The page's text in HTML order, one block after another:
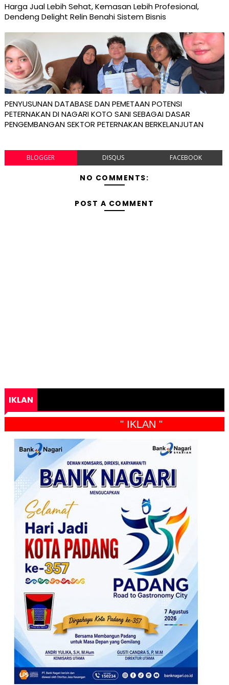
Harga Jual Lebih Sehat, Kemasan Lebih Profesional,
Dendeng Delight Relin Benahi Sistem Bisnis
PENYUSUNAN DATABASE DAN PEMETAAN POTENSI
PETERNAKAN DI NAGARI KOTO SANI SEBAGAI DASAR
PENGEMBANGAN SEKTOR PETERNAKAN BERKELANJUTAN
BLOGGER DISQUS FACEBOOK
NO COMMENTS:
POST A COMMENT
IKLAN
" IKLAN "